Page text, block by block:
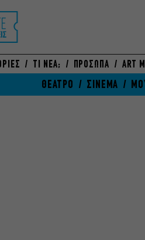
ΤΙ ΝΕΑ; ΠΡΟΣΩΠΑ ART
ΘΕΑΤΡΟ ΣΙΝΕΜΑ